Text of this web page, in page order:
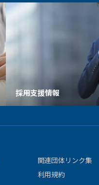
採用支援情報
関連団体リンク集
利用規約